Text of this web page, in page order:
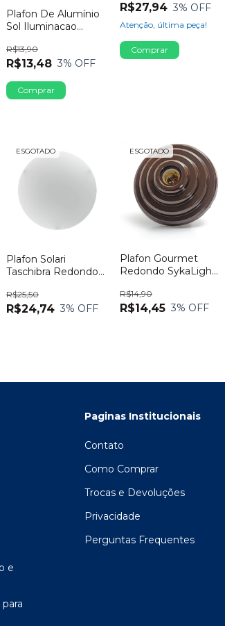
Plafon De Alumínio
Sol Iluminacao
R$13,48
R$13,90
3% OFF
R$27,94 3% OFF
Atenção, última peça!
ESGOTADO
Plafon Solari
Taschibra Redondo
R$24,74
R$25,50
3% OFF
ESGOTADO
Plafon Gourmet
Redondo SykaLight
R$14,45
R$14,90
3% OFF
e
Paginas Institucionais
Contato
Como Comprar
Trocas e Devoluções
Privacidade
Perguntas Frequentes